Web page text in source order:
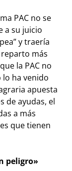
PAC no se
a su juicio
y traería
reparto más
la PAC no
lo ha venido
apuesta
de ayudas, el
a más
que tienen
peligro»